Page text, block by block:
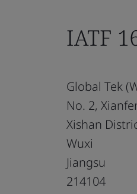
IATF
Global Tek
No. 2,
Xishan
Wuxi
Jiangsu
214104